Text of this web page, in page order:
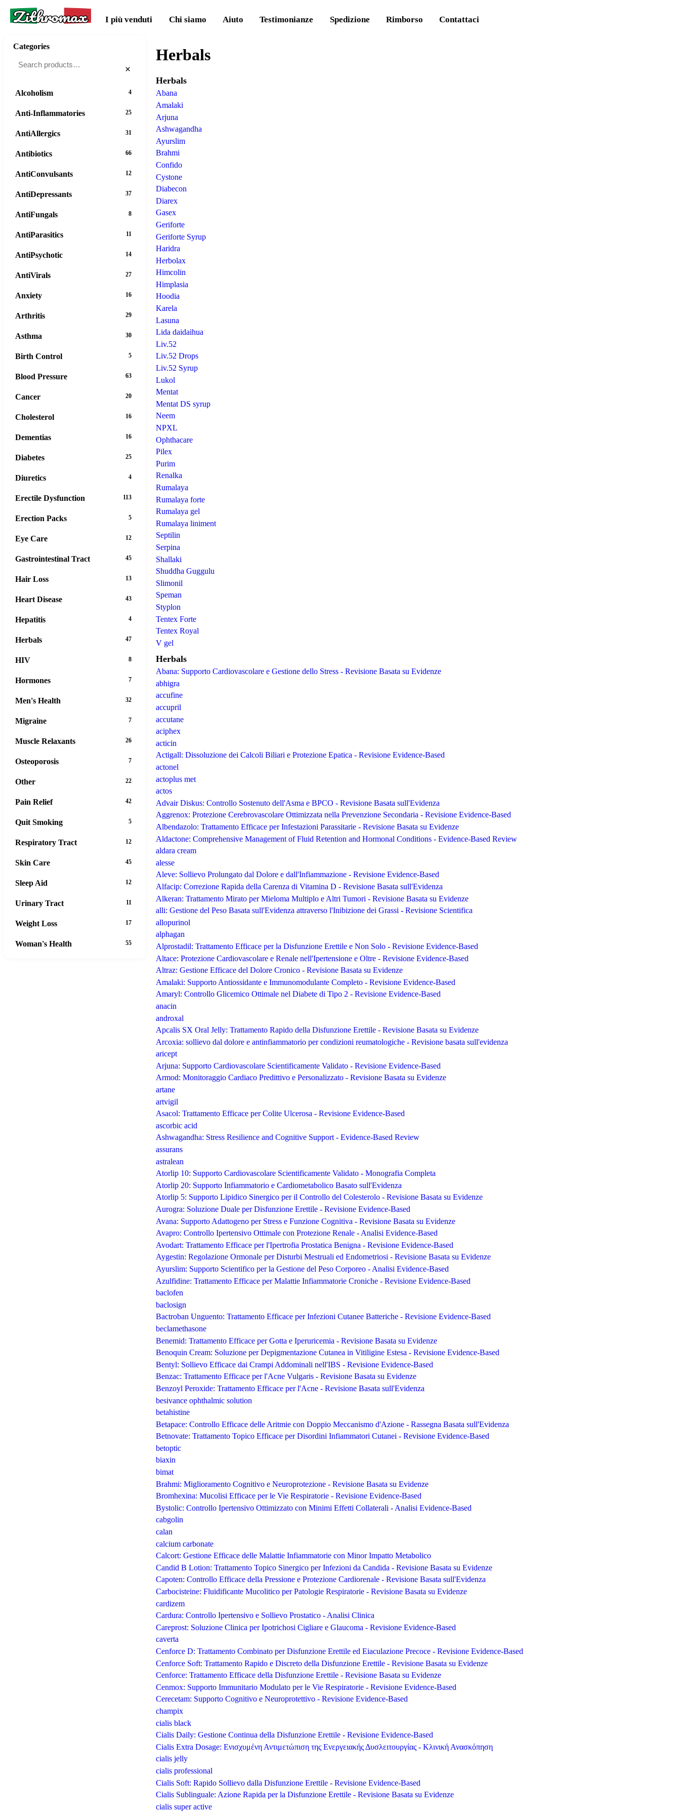
Zithromax I più venduti Chi siamo Aiuto Testimonianze Spedizione Rimborso Contattaci
Herbals
Herbals
Abana
Amalaki
Arjuna
Ashwagandha
Ayurslim
Brahmi
Confido
Cystone
Diabecon
Diarex
Gasex
Geriforte
Geriforte Syrup
Haridra
Herbolax
Himcolin
Himplasia
Hoodia
Karela
Lasuna
Lida daidaihua
Liv.52
Liv.52 Drops
Liv.52 Syrup
Lukol
Mentat
Mentat DS syrup
Neem
NPXL
Ophthacare
Pilex
Purim
Renalka
Rumalaya
Rumalaya forte
Rumalaya gel
Rumalaya liniment
Septilin
Serpina
Shallaki
Shuddha Guggulu
Slimonil
Speman
Styplon
Tentex Forte
Tentex Royal
V gel
Herbals
Abana: Supporto Cardiovascolare e Gestione dello Stress - Revisione Basata su Evidenze
abhigra
accufine
accupril
accutane
aciphex
acticin
Actigall: Dissoluzione dei Calcoli Biliari e Protezione Epatica - Revisione Evidence-Based
actonel
actoplus met
actos
Advair Diskus: Controllo Sostenuto dell'Asma e BPCO - Revisione Basata sull'Evidenza
Aggrenox: Protezione Cerebrovascolare Ottimizzata nella Prevenzione Secondaria - Revisione Evidence-Based
Albendazolo: Trattamento Efficace per Infestazioni Parassitarie - Revisione Basata su Evidenze
Aldactone: Comprehensive Management of Fluid Retention and Hormonal Conditions - Evidence-Based Review
aldara cream
alesse
Aleve: Sollievo Prolungato dal Dolore e dall'Infiammazione - Revisione Evidence-Based
Alfacip: Correzione Rapida della Carenza di Vitamina D - Revisione Basata sull'Evidenza
Alkeran: Trattamento Mirato per Mieloma Multiplo e Altri Tumori - Revisione Basata su Evidenze
alli: Gestione del Peso Basata sull'Evidenza attraverso l'Inibizione dei Grassi - Revisione Scientifica
allopurinol
alphagan
Alprostadil: Trattamento Efficace per la Disfunzione Erettile e Non Solo - Revisione Evidence-Based
Altace: Protezione Cardiovascolare e Renale nell'Ipertensione e Oltre - Revisione Evidence-Based
Altraz: Gestione Efficace del Dolore Cronico - Revisione Basata su Evidenze
Amalaki: Supporto Antiossidante e Immunomodulante Completo - Revisione Evidence-Based
Amaryl: Controllo Glicemico Ottimale nel Diabete di Tipo 2 - Revisione Evidence-Based
anacin
androxal
Apcalis SX Oral Jelly: Trattamento Rapido della Disfunzione Erettile - Revisione Basata su Evidenze
Arcoxia: sollievo dal dolore e antinfiammatorio per condizioni reumatologiche - Revisione basata sull'evidenza
aricept
Arjuna: Supporto Cardiovascolare Scientificamente Validato - Revisione Evidence-Based
Armod: Monitoraggio Cardiaco Predittivo e Personalizzato - Revisione Basata su Evidenze
artane
artvigil
Asacol: Trattamento Efficace per Colite Ulcerosa - Revisione Evidence-Based
ascorbic acid
Ashwagandha: Stress Resilience and Cognitive Support - Evidence-Based Review
assurans
astralean
Atorlip 10: Supporto Cardiovascolare Scientificamente Validato - Monografia Completa
Atorlip 20: Supporto Infiammatorio e Cardiometabolico Basato sull'Evidenza
Atorlip 5: Supporto Lipidico Sinergico per il Controllo del Colesterolo - Revisione Basata su Evidenze
Aurogra: Soluzione Duale per Disfunzione Erettile - Revisione Evidence-Based
Avana: Supporto Adattogeno per Stress e Funzione Cognitiva - Revisione Basata su Evidenze
Avapro: Controllo Ipertensivo Ottimale con Protezione Renale - Analisi Evidence-Based
Avodart: Trattamento Efficace per l'Ipertrofia Prostatica Benigna - Revisione Evidence-Based
Aygestin: Regolazione Ormonale per Disturbi Mestruali ed Endometriosi - Revisione Basata su Evidenze
Ayurslim: Supporto Scientifico per la Gestione del Peso Corporeo - Analisi Evidence-Based
Azulfidine: Trattamento Efficace per Malattie Infiammatorie Croniche - Revisione Evidence-Based
baclofen
baclosign
Bactroban Unguento: Trattamento Efficace per Infezioni Cutanee Batteriche - Revisione Evidence-Based
beclamethasone
Benemid: Trattamento Efficace per Gotta e Iperuricemia - Revisione Basata su Evidenze
Benoquin Cream: Soluzione per Depigmentazione Cutanea in Vitiligine Estesa - Revisione Evidence-Based
Bentyl: Sollievo Efficace dai Crampi Addominali nell'IBS - Revisione Evidence-Based
Benzac: Trattamento Efficace per l'Acne Vulgaris - Revisione Basata su Evidenze
Benzoyl Peroxide: Trattamento Efficace per l'Acne - Revisione Basata sull'Evidenza
besivance ophthalmic solution
betahistine
Betapace: Controllo Efficace delle Aritmie con Doppio Meccanismo d'Azione - Rassegna Basata sull'Evidenza
Betnovate: Trattamento Topico Efficace per Disordini Infiammatori Cutanei - Revisione Evidence-Based
betoptic
biaxin
bimat
Brahmi: Miglioramento Cognitivo e Neuroprotezione - Revisione Basata su Evidenze
Bromhexina: Mucolisi Efficace per le Vie Respiratorie - Revisione Evidence-Based
Bystolic: Controllo Ipertensivo Ottimizzato con Minimi Effetti Collaterali - Analisi Evidence-Based
cabgolin
calan
calcium carbonate
Calcort: Gestione Efficace delle Malattie Infiammatorie con Minor Impatto Metabolico
Candid B Lotion: Trattamento Topico Sinergico per Infezioni da Candida - Revisione Basata su Evidenze
Capoten: Controllo Efficace della Pressione e Protezione Cardiorenale - Revisione Basata sull'Evidenza
Carbocisteine: Fluidificante Mucolitico per Patologie Respiratorie - Revisione Basata su Evidenze
cardizem
Cardura: Controllo Ipertensivo e Sollievo Prostatico - Analisi Clinica
Careprost: Soluzione Clinica per Ipotrichosi Cigliare e Glaucoma - Revisione Evidence-Based
caverta
Cenforce D: Trattamento Combinato per Disfunzione Erettile ed Eiaculazione Precoce - Revisione Evidence-Based
Cenforce Soft: Trattamento Rapido e Discreto della Disfunzione Erettile - Revisione Basata su Evidenze
Cenforce: Trattamento Efficace della Disfunzione Erettile - Revisione Basata su Evidenze
Cenmox: Supporto Immunitario Modulato per le Vie Respiratorie - Revisione Evidence-Based
Cerecetam: Supporto Cognitivo e Neuroprotettivo - Revisione Evidence-Based
champix
cialis black
Cialis Daily: Gestione Continua della Disfunzione Erettile - Revisione Evidence-Based
Cialis Extra Dosage: Ενισχυμένη Αντιμετώπιση της Ενεργειακής Δυσλειτουργίας - Κλινική Ανασκόπηση
cialis jelly
cialis professional
Cialis Soft: Rapido Sollievo dalla Disfunzione Erettile - Revisione Evidence-Based
Cialis Sublinguale: Azione Rapida per la Disfunzione Erettile - Revisione Basata su Evidenze
cialis super active
Categories
×
Alcoholism 4
Anti-Inflammatories 25
AntiAllergics 31
Antibiotics 66
AntiConvulsants 12
AntiDepressants 37
AntiFungals 8
AntiParasitics 11
AntiPsychotic 14
AntiVirals 27
Anxiety 16
Arthritis 29
Asthma 30
Birth Control 5
Blood Pressure 63
Cancer 20
Cholesterol 16
Dementias 16
Diabetes 25
Diuretics 4
Erectile Dysfunction 113
Erection Packs 5
Eye Care 12
Gastrointestinal Tract 45
Hair Loss 13
Heart Disease 43
Hepatitis 4
Herbals 47
HIV 8
Hormones 7
Men's Health 32
Migraine 7
Muscle Relaxants 26
Osteoporosis 7
Other 22
Pain Relief 42
Quit Smoking 5
Respiratory Tract 12
Skin Care 45
Sleep Aid 12
Urinary Tract 11
Weight Loss 17
Woman's Health 55